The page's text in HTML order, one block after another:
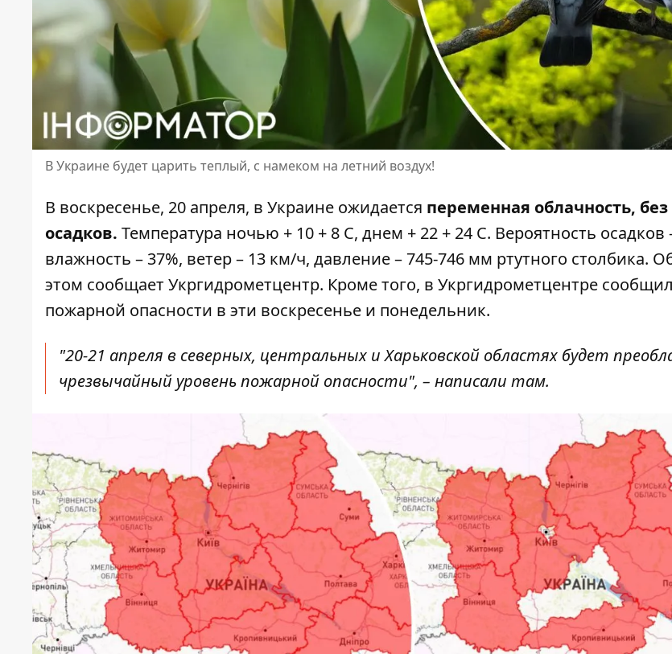
В Украине будет царить теплый, с намеком на летний воздух!
В воскресенье, 20 апреля, в Украине ожидается переменная облачность, без
осадков. Температура ночью + 10 + 8 С, днем ​​+ 22 + 24 С. Вероятность осадков
влажность – 37%, ветер – 13 км/ч, давление – 745-746 мм ртутного столбика.
этом сообщает Укргидрометцентр. Кроме того, в Укргидрометцентре
пожарной опасности в эти воскресенье и понедельник.
"20-21 апреля в северных, центральных и Харьковской областях будет
чрезвычайный уровень пожарной опасности", – написали там.